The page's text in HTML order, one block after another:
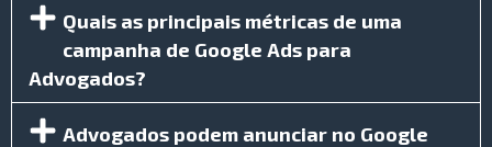
Quais as principais métricas de uma
campanha de Google Ads para
Advogados?
Advogados podem anunciar no Google